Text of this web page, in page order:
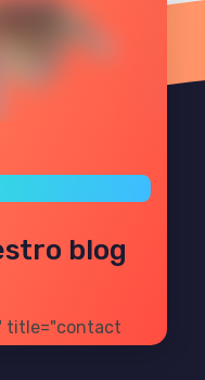
blog
title="contact